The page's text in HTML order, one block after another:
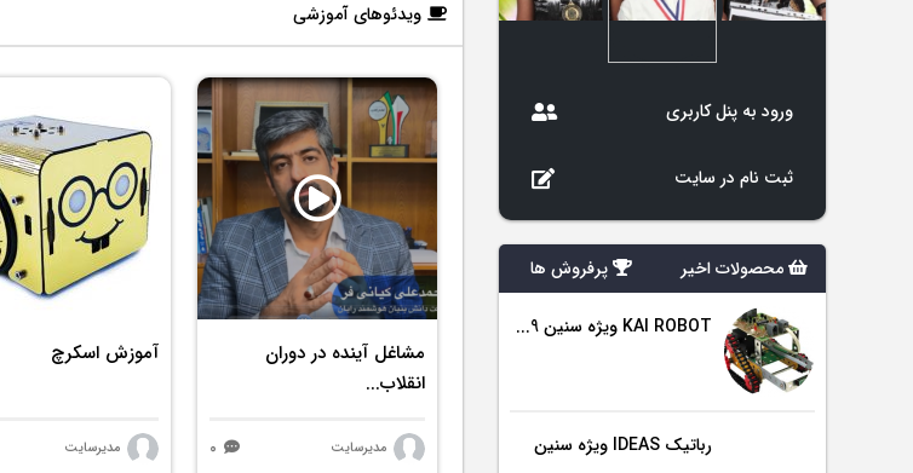
ویدئوهای آموزشی
مشاغل آینده در دوران
انقلاب...
مدیرسایت
آموزش اسکرچ
مدیرسایت
ورود به پنل کاربری
ثبت نام در سایت
محصولات اخیر پرفروش ها
KAI ROBOT ویژه سنین 9...
رباتیک IDEAS ویژه سنین